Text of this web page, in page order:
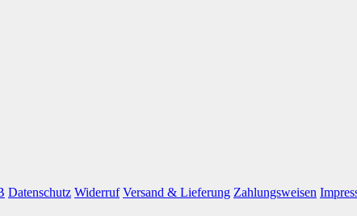
Datenschutz Widerruf Versand & Lieferung Zahlungsweisen